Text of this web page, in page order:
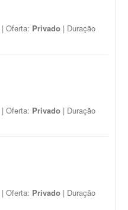
| Oferta: Privado | Duração
| Oferta: Privado | Duração
| Oferta: Privado | Duração